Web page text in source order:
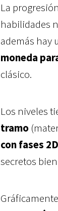
La
habilidades
además hay
moneda
clásico.
Los niveles
tramo
con fases
secretos